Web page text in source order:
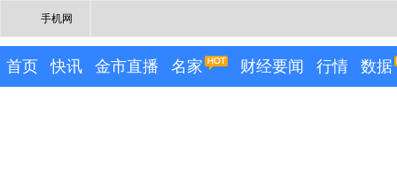
手机网
首页 快讯 金市直播 名家 财经要闻 行情 数据